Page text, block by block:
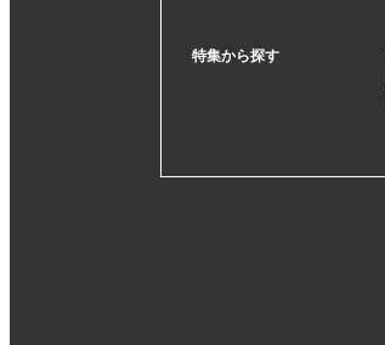
特集から探す